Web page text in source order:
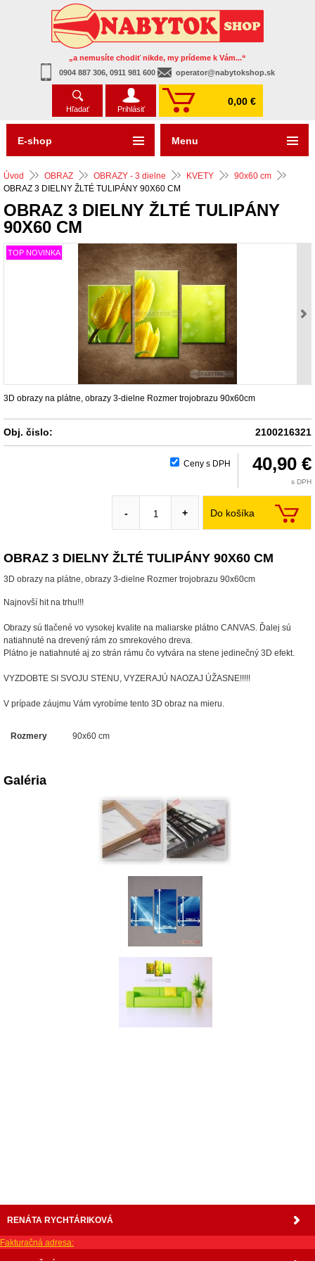
„a nemusíte chodiť nikde, my prídeme k Vám...“
0904 887 306, 0911 981 600
operator@nabytokshop.sk
Hľadať Prihlásiť
0,00 €
Úvod OBRAZ OBRAZY - 3 dielne KVETY
90x60 cm
OBRAZ 3 DIELNY ŽLTÉ TULIPÁNY 90X60 CM
OBRAZ 3 DIELNY ŽLTÉ TULIPÁNY
90X60 CM
TOP NOVINKA
3D obrazy na plátne, obrazy 3-dielne Rozmer trojobrazu 90x60cm
Obj. čislo: 2100216321
Ceny s DPH 40,90 €
s DPH
Do košíka
- +
OBRAZ 3 DIELNY ŽLTÉ TULIPÁNY 90X60 CM
3D obrazy na plátne, obrazy 3-dielne Rozmer trojobrazu 90x60cm
Najnovší hit na trhu!!!
Obrazy sú tlačené vo vysokej kvalite na maliarske plátno CANVAS. Ďalej sú
natiahnuté na drevený rám zo smrekového dreva.
Plátno je natiahnuté aj zo strán rámu čo vytvára na stene jedinečný 3D efekt.
VYZDOBTE SI SVOJU STENU, VYZERAJÚ NAOZAJ ÚŽASNE!!!!!
V prípade záujmu Vám vyrobíme tento 3D obraz na mieru.
Rozmery 90x60 cm
Galéria
RENÁTA RYCHTÁRIKOVÁ
Fakturačná adresa:
E-shop Menu